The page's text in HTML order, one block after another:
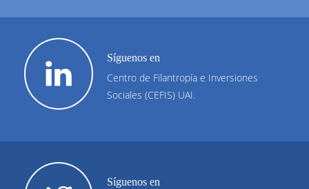
Síguenos en
Centro de Filantropía e Inversiones
Sociales (CEFIS) UAI.
Síguenos en